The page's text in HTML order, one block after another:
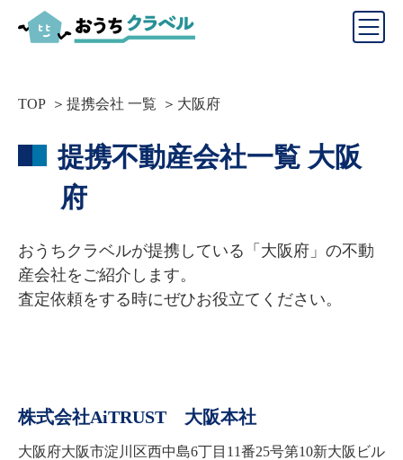
TOP 提携会社 一覧 大阪府
提携不動産会社一覧 大阪
府
おうちクラベルが提携している「 大阪府 」の不動
産会社をご紹介します。
査定依頼をする時にぜひお役立てください。
株式会社AiTRUST 大阪本社
大阪府大阪市淀川区西中島6丁目11番25号第10新大阪ビル